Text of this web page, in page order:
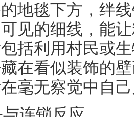
地毯下方，绊
见的细线，能
括利用村民或
在看似装饰的
毫无察觉中自